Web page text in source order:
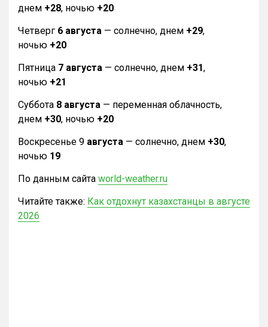
днем +28, ночью +20
Четверг 6 августа — солнечно, днем +29,
ночью +20
Пятница 7 августа — солнечно, днем +31,
ночью +21
Суббота 8 августа — переменная облачность,
днем +30, ночью +20
Воскресенье 9 августа — солнечно, днем +30,
ночью 19
По данным сайта world-weather.ru
Читайте также: Как отдохнут казахстанцы в августе
2026